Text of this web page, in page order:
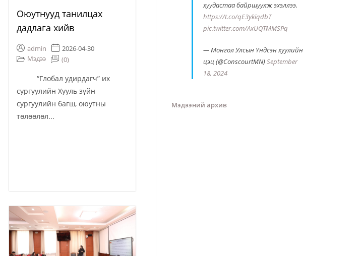
Оюутнууд танилцах
дадлага хийв
admin
2026-04-30
Мэдээ
(0)
“Глобал удирдагч” их
сургуулийн Хууль зүйн
сургуулийн багш, оюутны
төлөөлөл...
хуудастаа байршуулж эхэллээ.
https://t.co/qE3ykiqdbT
pic.twitter.com/AxUQTMMSPq
— Монгол Улсын Үндсэн хуулийн
цэц (@ConscourtMN)September
18, 2024
Мэдээний архив